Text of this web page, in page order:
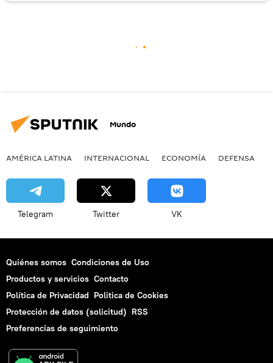
Mundo
AMÉRICA LATINA INTERNACIONAL ECONOMÍA DEFENSA
Telegram Twitter VK
Quiénes somos Condiciones de Uso
Productos y servicios Contacto
Política de Privacidad Politica de Cookies
Protección de datos (solicitud) RSS
Preferencias de seguimiento